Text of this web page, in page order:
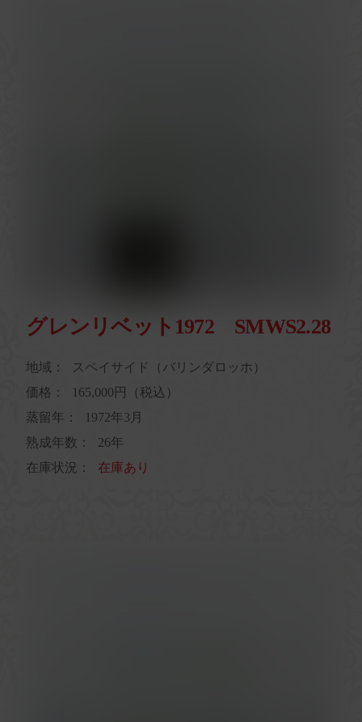
グレンリベット1972 SMWS2.28
地域：
スペイサイド（バリンダロッホ）
価格：
165,000円（税込）
蒸留年：
1972年3月
熟成年数：
26年
在庫状況：
在庫あり